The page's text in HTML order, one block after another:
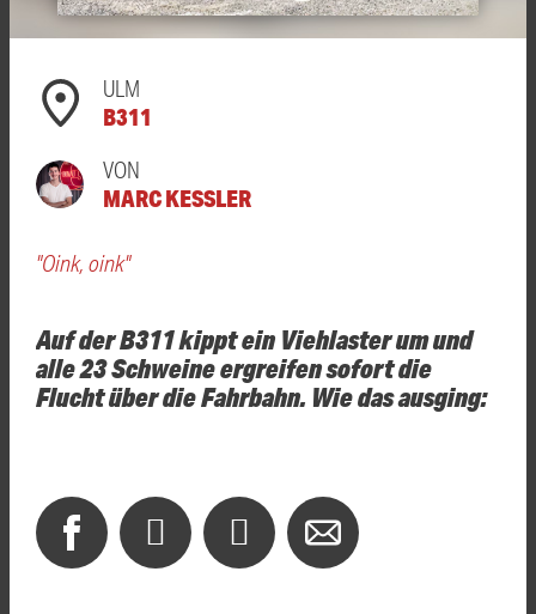
ULM
B311
VON
MARC KESSLER
"Oink, oink"
Auf der B311 kippt ein Viehlaster um und
alle 23 Schweine ergreifen sofort die
Flucht über die Fahrbahn. Wie das ausging: